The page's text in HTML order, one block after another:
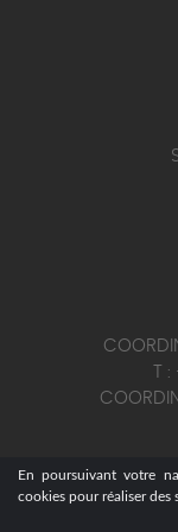
En poursuivant votre
cookies pour réaliser des
T
T :